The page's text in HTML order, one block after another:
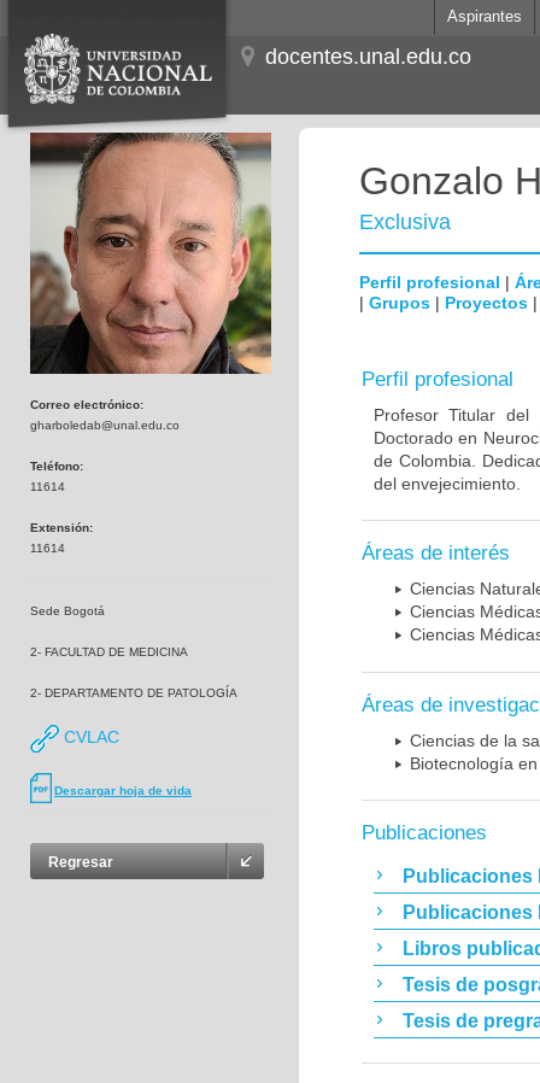
Aspirantes
docentes.unal.edu.co
Correo electrónico:
gharboledab@unal.edu.co
Teléfono:
11614
Extensión:
11614
Sede Bogotá
2- FACULTAD DE MEDICINA
2- DEPARTAMENTO DE PATOLOGÍA
CVLAC
Descargar hoja de vida
Regresar
Gonzalo
Exclusiva
Perfil profesional |
| Grupos | Proyectos
Perfil profesional
Profesor Titular
Doctorado en
de Colombia.
del envejecimiento.
Áreas de interés
Ciencias
Ciencias
Ciencias
Áreas de
Ciencias de la
Biotecnología
Publicaciones
Publicaciones
Publicaciones
Libros
Tesis de
Tesis de